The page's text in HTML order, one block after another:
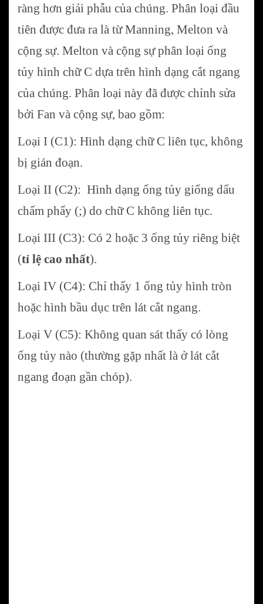
ràng hơn giải phẫu của chúng. Phân loại đầu
tiên được đưa ra là từ Manning, Melton và
cộng sự. Melton và cộng sự phân loại ống
tủy hình chữ C dựa trên hình dạng cắt ngang
của chúng. Phân loại này đã được chỉnh sửa
bởi Fan và cộng sự, bao gồm:
Loại I (C1): Hình dạng chữ C liên tục, không
bị gián đoạn.
Loại II (C2): Hình dạng ống tủy giống dấu
chấm phẩy (;) do chữ C không liên tục.
Loại III (C3): Có 2 hoặc 3 ống tủy riêng biệt
(tỉ lệ cao nhất).
Loại IV (C4): Chỉ thấy 1 ống tủy hình tròn
hoặc hình bầu dục trên lát cắt ngang.
Loại V (C5): Không quan sát thấy có lòng
ống tủy nào (thường gặp nhất là ở lát cắt
ngang đoạn gần chóp).